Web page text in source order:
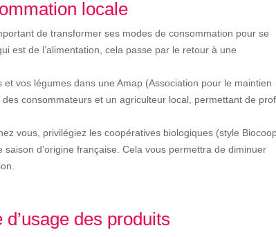
locale
de transformer ses modes de consommation pour se
est de l’alimentation, cela passe par le retour à une
vos légumes dans une Amap (Association pour le maintien
consommateurs et un agriculteur local, permettant de
vous, privilégiez les coopératives biologiques (style
d’origine française. Cela vous permettra de diminuer
des produits